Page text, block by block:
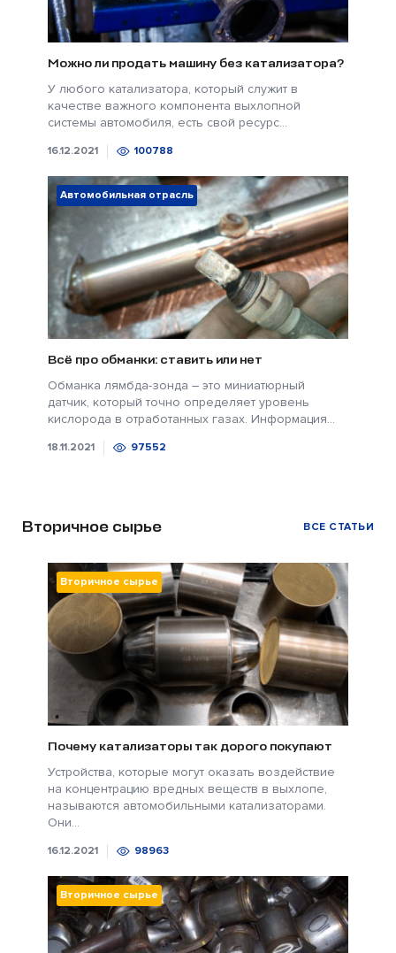
Можно ли продать машину без катализатора?
У любого катализатора, который служит в
качестве важного компонента выхлопной
системы автомобиля, есть свой ресурс...
16.12.2021 100788
Автомобильная отрасль
Всё про обманки: ставить или нет
Обманка лямбда-зонда – это миниатюрный
датчик, который точно определяет уровень
кислорода в отработанных газах. Информация...
18.11.2021 97552
Вторичное сырье ВСЕ СТАТЬИ
Вторичное сырье
Почему катализаторы так дорого покупают
Устройства, которые могут оказать воздействие
на концентрацию вредных веществ в выхлопе,
называются автомобильными катализаторами.
Они...
16.12.2021 98963
Вторичное сырье